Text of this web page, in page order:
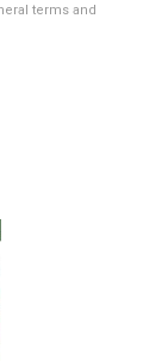
terms and